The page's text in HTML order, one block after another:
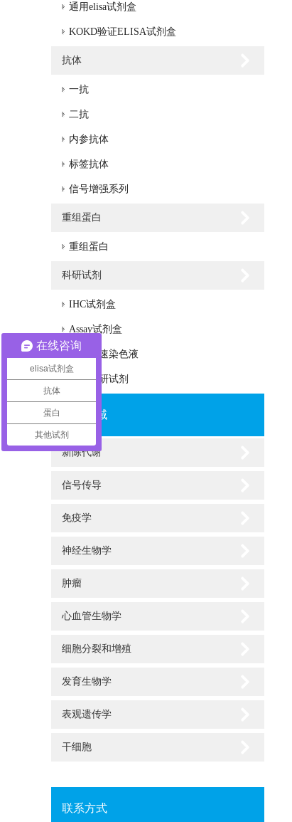
通用elisa试剂盒
KOKD验证ELISA试剂盒
抗体
一抗
二抗
内参抗体
标签抗体
信号增强系列
重组蛋白
重组蛋白
科研试剂
IHC试剂盒
Assay试剂盒
蛋白快速染色液
其他科研试剂
研究领域
新陈代谢
信号传导
免疫学
神经生物学
肿瘤
心血管生物学
细胞分裂和增殖
发育生物学
表观遗传学
干细胞
联系方式
在线咨询
elisa试剂盒
抗体
蛋白
其他试剂